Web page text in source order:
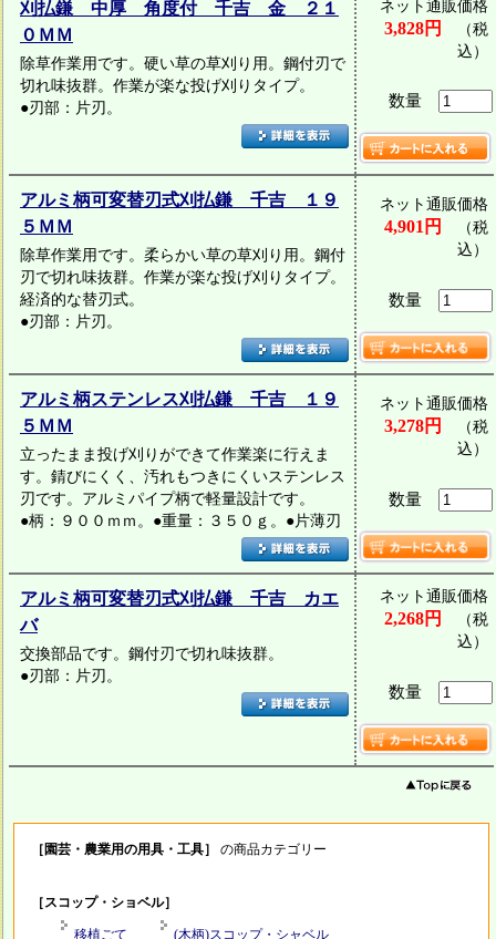
刈払鎌 中厚 角度付 千吉 金 ２１
０ＭＭ
除草作業用です。硬い草の草刈り用。鋼付刃で
切れ味抜群。作業が楽な投げ刈りタイプ。
●刃部：片刃。
ネット通販価格
3,828円
（税
込）
数量
アルミ柄可変替刃式刈払鎌 千吉 １９
５ＭＭ
除草作業用です。柔らかい草の草刈り用。鋼付
刃で切れ味抜群。作業が楽な投げ刈りタイプ。
経済的な替刃式。
●刃部：片刃。
ネット通販価格
4,901円
（税
込）
数量
アルミ柄ステンレス刈払鎌 千吉 １９
５ＭＭ
立ったまま投げ刈りができて作業楽に行えま
す。錆びにくく、汚れもつきにくいステンレス
刃です。アルミパイプ柄で軽量設計です。
●柄：９００ｍｍ。●重量：３５０ｇ。●片薄刃
ネット通販価格
3,278円
（税
込）
数量
アルミ柄可変替刃式刈払鎌 千吉 カエ
バ
交換部品です。鋼付刃で切れ味抜群。
●刃部：片刃。
ネット通販価格
2,268円
（税
込）
数量
［園芸・農業用の用具・工具］ の商品カテゴリー
［スコップ・ショベル］
移植ごて (木柄)スコップ・シャベル